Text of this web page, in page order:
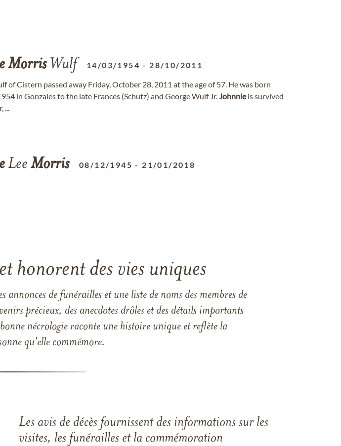
MorrisWulf 14/03/1954 - 28/10/2011
of Cistern passed away Friday, October 28, 2011 at the age of 57. He was born
in Gonzales to the late Frances (Schutz) and George Wulf Jr.Johnnieis survived
...
Lee Morris 08/12/1945 - 21/01/2018
honorent des vies uniques
de funérailles et une liste de noms des membres de
précieux, des anecdotes drôles et des détails importants
nécrologie raconte une histoire unique et reflète la
qu'elle commémore.
Les avis de décès fournissent des informations sur les
visites, les funérailles et la commémoration